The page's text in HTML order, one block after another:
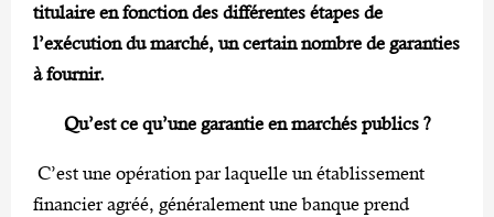
titulaire en fonction des différentes étapes de
l’exécution du marché, un certain nombre de garanties
à fournir.
Qu’est ce qu’une garantie en marchés publics ?
C’est une opération par laquelle un établissement
financier agréé, généralement une banque prend